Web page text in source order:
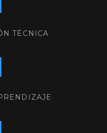
TÉCNICA